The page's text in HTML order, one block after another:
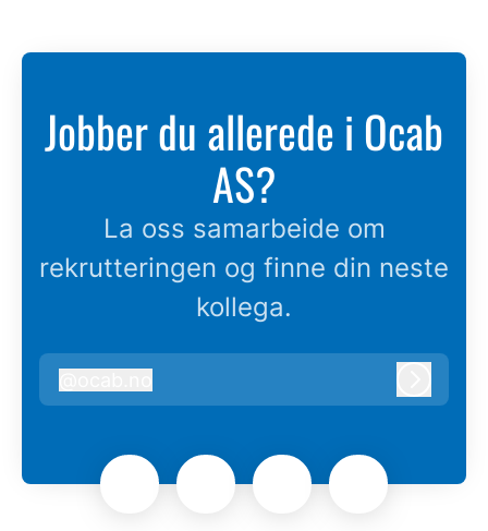
Jobber du allerede i Ocab
AS?
La oss samarbeide om
rekrutteringen og finne din neste
kollega.
ocab.no